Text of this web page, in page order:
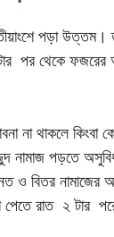
পড়া উত্তম।
পর থেকে
না থাকলে কিংবা
নামাজ পড়তে
ও বিতর নামাজের
পেতে রাত ২ টার